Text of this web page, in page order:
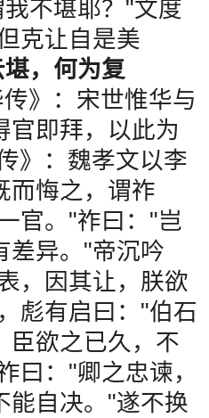
不堪耶？ "文度
克让自是美
堪，何为复
》：宋世惟华与
官即拜，以此为
》：魏孝文以李
而悔之，谓祚
官。 "祚曰： "岂
异。 "帝沉吟
，因其让，朕欲
彪有启曰： "伯石
臣欲之已久，不
曰： "卿之忠谏，
自决。 "遂不换